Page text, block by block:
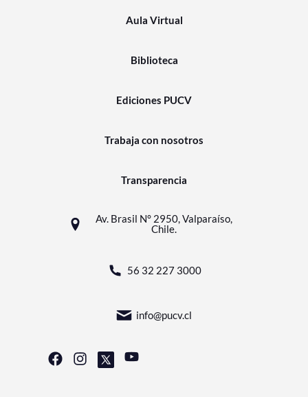
Aula Virtual
Biblioteca
Ediciones PUCV
Trabaja con nosotros
Transparencia
Av. Brasil N° 2950, Valparaíso,
Chile.
56 32 227 3000
info@pucv.cl